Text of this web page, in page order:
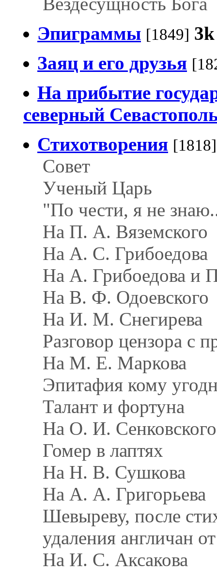
Эпиграммы [1849] 3k
Заяц и его друзья
На прибытие
северный
Стихотворения [1818]
Совет
Ученый Царь
"По чести, я не
На П. А. Вяземского
На А. С. Грибоедова
На А. Грибоедова и
На В. Ф. Одоевского
На И. М. Снегирева
Разговор цензора с
На М. Е. Маркова
Эпитафия кому
Талант и фортуна
На О. И. Сенковского
Гомер в лаптях
На Н. В. Сушкова
На А. А. Григорьева
Шевыреву, после
удаления англичан
На И. С. Аксакова